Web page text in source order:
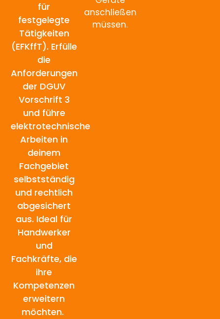
für
festgelegte
Tätigkeiten
(EFKffT). Erfülle
die
Anforderungen
der DGUV
Vorschrift 3
und führe
elektrotechnische
Arbeiten in
deinem
Fachgebiet
selbstständig
und rechtlich
abgesichert
aus. Ideal für
Handwerker
und
Fachkräfte, die
ihre
Kompetenzen
erweitern
möchten.
anschließen
müssen.